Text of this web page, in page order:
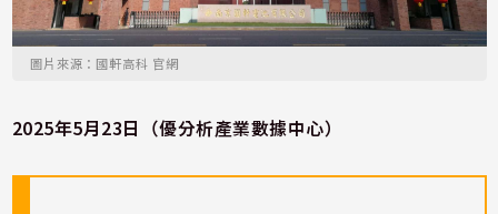
圖片來源：國軒高科 官網
2025年5月23日（優分析產業數據中心）